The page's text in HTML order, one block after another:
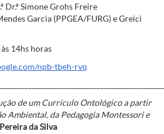
Dr.ª Simone Grohs Freire
Garcia (PPGEA/FURG) e Greici
14hs horas
npb-tbeh-rvq
de um Currículo Ontológico a partir
Ambiental, da Pedagogia Montessori e
da Silva